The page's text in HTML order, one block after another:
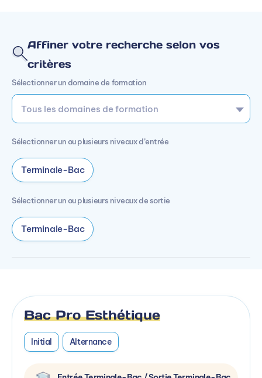
Affiner votre recherche selon vos
critères
Sélectionner un domaine de formation
Sélectionner un ou plusieurs niveaux d’entrée
Terminale-Bac
Sélectionner un ou plusieurs niveaux de sortie
Terminale-Bac
Bac Pro Esthétique
Initial Alternance